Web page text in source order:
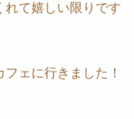
れて嬉しい限りです
ェに行きました！